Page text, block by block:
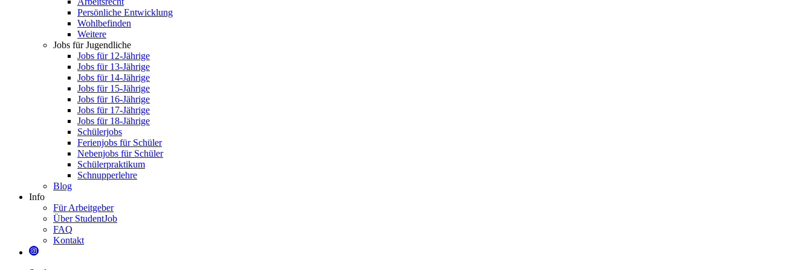
Persönliche Entwicklung
Wohlbefinden
Weitere
Jobs für Jugendliche
Jobs für 12-Jährige
Jobs für 13-Jährige
Jobs für 14-Jährige
Jobs für 15-Jährige
Jobs für 16-Jährige
Jobs für 17-Jährige
Jobs für 18-Jährige
Schülerjobs
Ferienjobs für Schüler
Nebenjobs für Schüler
Schülerpraktikum
Schnupperlehre
Blog
Info
Für Arbeitgeber
Über StudentJob
FAQ
Kontakt